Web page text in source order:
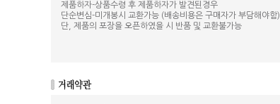
제품하자-상품수령 후 제품하자가 발견된경우
단순변심-미개봉시 교환가능 (배송비용은 구매자가 부담해야함)
단, 제품의 포장을 오픈하였을 시 반품 및 교환불가능